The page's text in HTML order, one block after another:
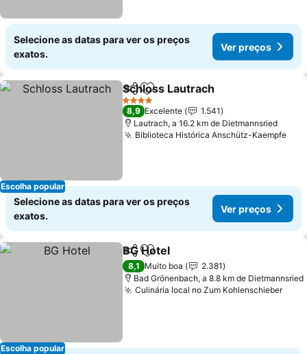
Selecione as datas para ver os preços
exatos.
Ver preços
Escolha popular
PartilharAdicionar aos favoritos
Schloss Lautrach
4 Estrelas
8,9 Excelente
1.541
Lautrach, a 16.2 km de Dietmannsried
Biblioteca Histórica Anschütz-Kaempfe
Selecione as datas para ver os preços
exatos.
Ver preços
Escolha popular
PartilharAdicionar aos favoritos
BG Hotel
8,1 Muito boa
2.381
Bad Grönenbach, a 8.8 km de Dietmannsried
Culinária local no Zum Kohlenschieber